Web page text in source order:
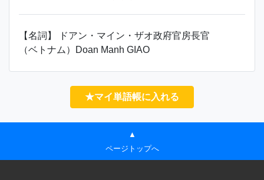
【名詞】 ドアン・マイン・ザオ政府官房長官
（ベトナム）Doan Manh GIAO
★マイ単語帳に入れる
▲
ページトップへ